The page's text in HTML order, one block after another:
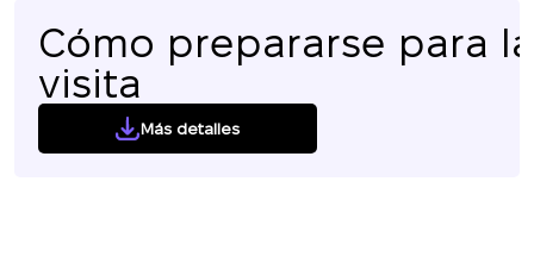
Cómo prepararse para la
visita
Más detalles